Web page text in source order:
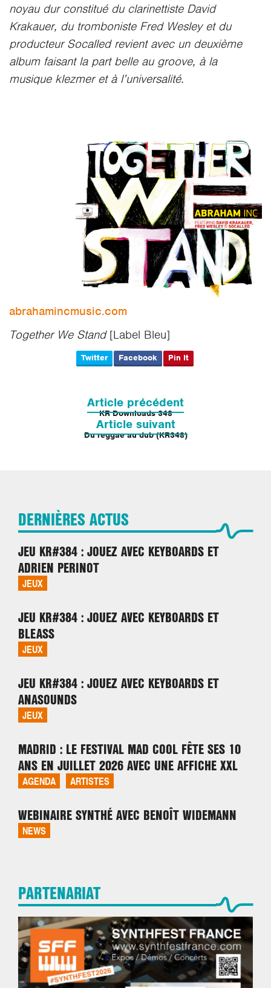
noyau dur constitué du clarinettiste David
Krakauer, du tromboniste Fred Wesley et du
producteur Socalled revient avec un deuxième
album faisant la part belle au groove, à la
musique klezmer et à l’universalité.
abrahamincmusic.com
Together We Stand [Label Bleu]
Twitter Facebook Pin It
Article précédent
KR Downloads 348
Article suivant
Du reggae au dub (KR348)
DERNIÈRES ACTUS
JEU KR#384 : JOUEZ AVEC KEYBOARDS ET
ADRIEN PERINOT
JEUX
JEU KR#384 : JOUEZ AVEC KEYBOARDS ET
BLEASS
JEUX
JEU KR#384 : JOUEZ AVEC KEYBOARDS ET
ANASOUNDS
JEUX
MADRID : LE FESTIVAL MAD COOL FÊTE SES 10
ANS EN JUILLET 2026 AVEC UNE AFFICHE XXL
AGENDA ARTISTES
WEBINAIRE SYNTHÉ AVEC BENOÎT WIDEMANN
NEWS
PARTENARIAT